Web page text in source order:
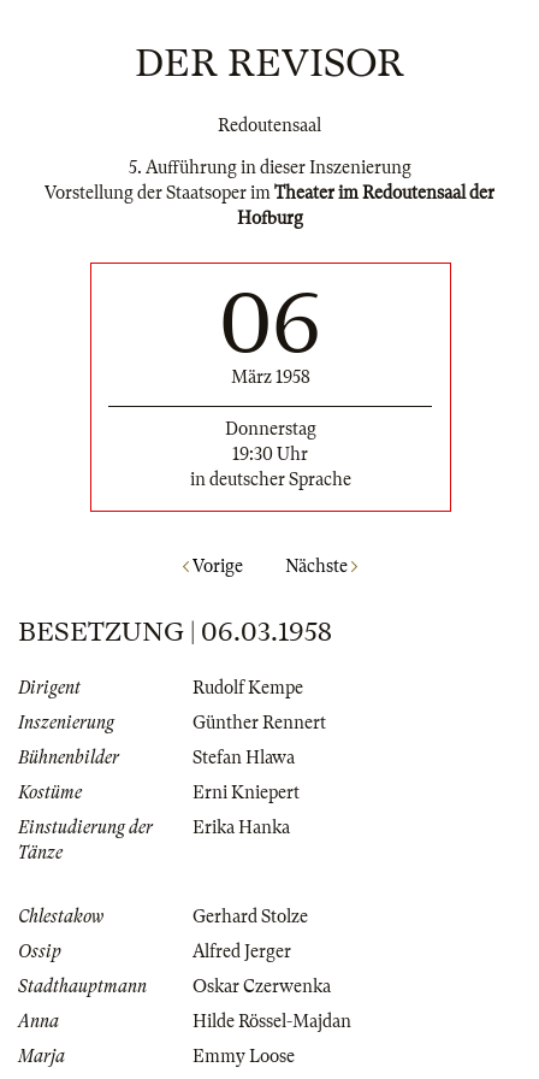
DER REVISOR
Redoutensaal
5. Aufführung in dieser Inszenierung
Vorstellung der Staatsoper imTheater im Redoutensaal der
Hofburg
06
März 1958
Donnerstag
19:30 Uhr
in deutscher Sprache
Vorige Nächste
BESETZUNG | 06.03.1958
Dirigent
Rudolf Kempe
Inszenierung
Günther Rennert
Bühnenbilder
Stefan Hlawa
Kostüme
Erni Kniepert
Einstudierung der
Tänze
Erika Hanka
Chlestakow
Gerhard Stolze
Ossip
Alfred Jerger
Stadthauptmann
Oskar Czerwenka
Anna
Hilde Rössel-Majdan
Marja
Emmy Loose